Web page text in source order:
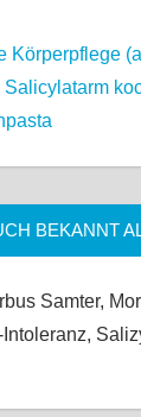
Körperpflege
BEKANNT
Samter,